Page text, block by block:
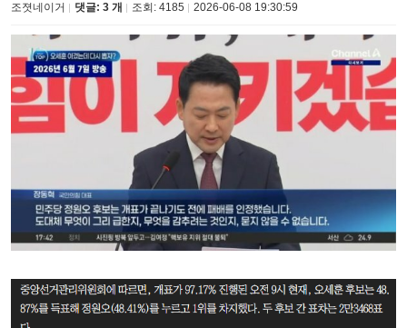
조졋네이거 댓글: 3 개 조회: 4185 2026-06-08 19:30:59